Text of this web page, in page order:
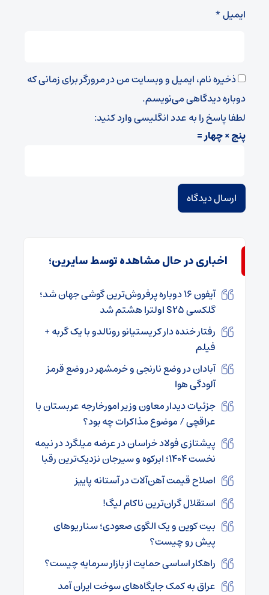
ایمیل*
ذخیره نام، ایمیل و وبسایت من در مرورگر برای زمانی که
دوباره دیدگاهی می‌نویسم.
لطفا پاسخ را به عدد انگلیسی وارد کنید:
پنج × چهار =
اخباری در حال مشاهده توسط سایرین؛
آیفون ۱۶ دوباره پرفروش‌ترین گوشی جهان شد؛
گلکسی S۲۵ اولترا هشتم شد
رفتار خنده دار کریستیانو رونالدو با یک گربه +
فیلم
آبادان در وضع نارنجی و خرمشهر در وضع قرمز
آلودگی هوا
جزئیات دیدار معاون وزیر امورخارجه عربستان با
عراقچی / موضوع مذاکرات چه بود؟
پیشتازی فولاد خراسان در عرضه میلگرد در نیمه
نخست ۱۴۰۴؛ ابرکوه و سیرجان نزدیک‌ترین رقبا
اصلاح قیمت آهن‌آلات در آستانه پاییز
استقلال گران‌ترین ناکام لیگ!
بیت کوین و یک الگوی صعودی؛ سناریوهای
پیش رو چیست؟
راهکار اساسی حمایت از بازار سرمایه چیست؟
عراق به کمک جایگاه‌های سوخت ایران آمد